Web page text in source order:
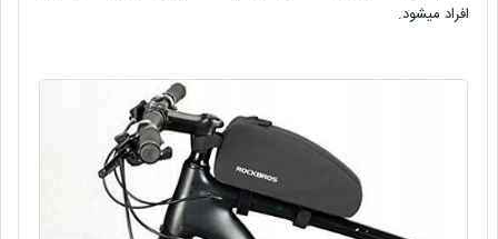
افراد میشود.